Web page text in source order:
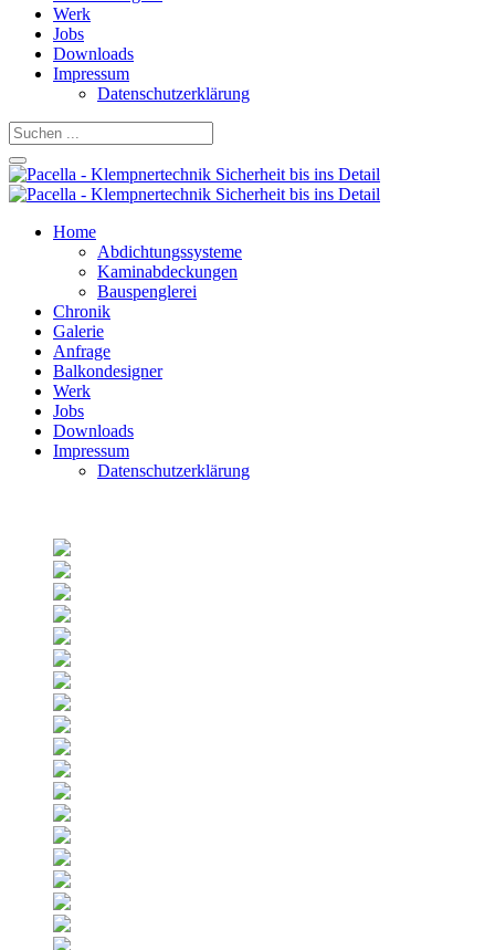
Werk
Jobs
Downloads
Impressum
Datenschutzerklärung
Home
Abdichtungssysteme
Kaminabdeckungen
Bauspenglerei
Chronik
Galerie
Anfrage
Balkondesigner
Werk
Jobs
Downloads
Impressum
Datenschutzerklärung